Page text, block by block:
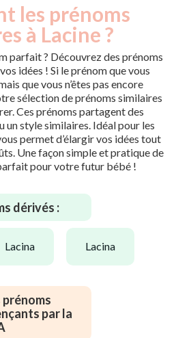
les prénoms
à Lacine ?
parfait ? Découvrez des prénoms
idées ! Si le prénom que vous
que vous n’êtes pas encore
sélection de prénoms similaires
Ces prénoms partagent des
un style similaires. Idéal pour les
permet d’élargir vos idées tout
Une façon simple et pratique de
pour votre futur bébé !
dérivés :
lacina lacina
par la